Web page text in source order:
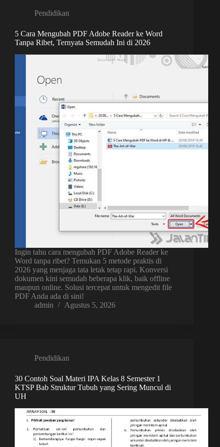
Pendidikan
5 Cara Mengubah PDF Adobe Reader ke Word
Tanpa Ribet, Ternyata Semudah Ini di 2026
Ingin tahu cara mengubah PDF Adobe Reader ke
Word tanpa ribet? Temukan 5 metode praktis di
2026 yang menjaga tata letak tetap rapi. Konversi
dokumen kini semudah beberapa klik, baik offline
maupun online. Solusi tercepat untuk mengedit file
PDF Anda ada di sini!
admin
Agustus 5, 2026
Pendidikan
30 Contoh Soal Materi IPA Kelas 8 Semester 1
KTSP Bab Struktur Tubuh yang Sering Muncul di
UH